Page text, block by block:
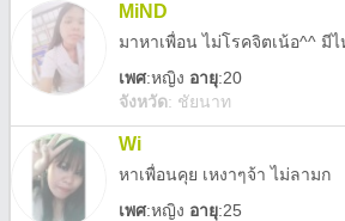
MiND
เพศ:หญิง อายุ:20
จังหวัด: ชัยนาท
Wi
หาเพื่อนคุย เหงาๆจ้า ไม่ลามก
เพศ:หญิง อายุ:25